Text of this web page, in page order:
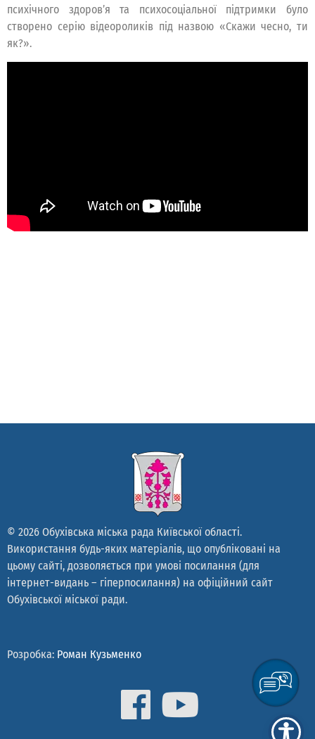
психічного здоров’я та психосоціальної підтримки було
створено серію відеороликів під назвою «Скажи чесно, ти
як?».
© 2026 Обухівська міська рада Київської області.
Використання будь-яких матеріалів, що опубліковані на
цьому сайті, дозволяється при умові посилання (для
інтернет-видань – гіперпосилання) на офіційний сайт
Обухівської міської ради.
Розробка: Роман Кузьменко